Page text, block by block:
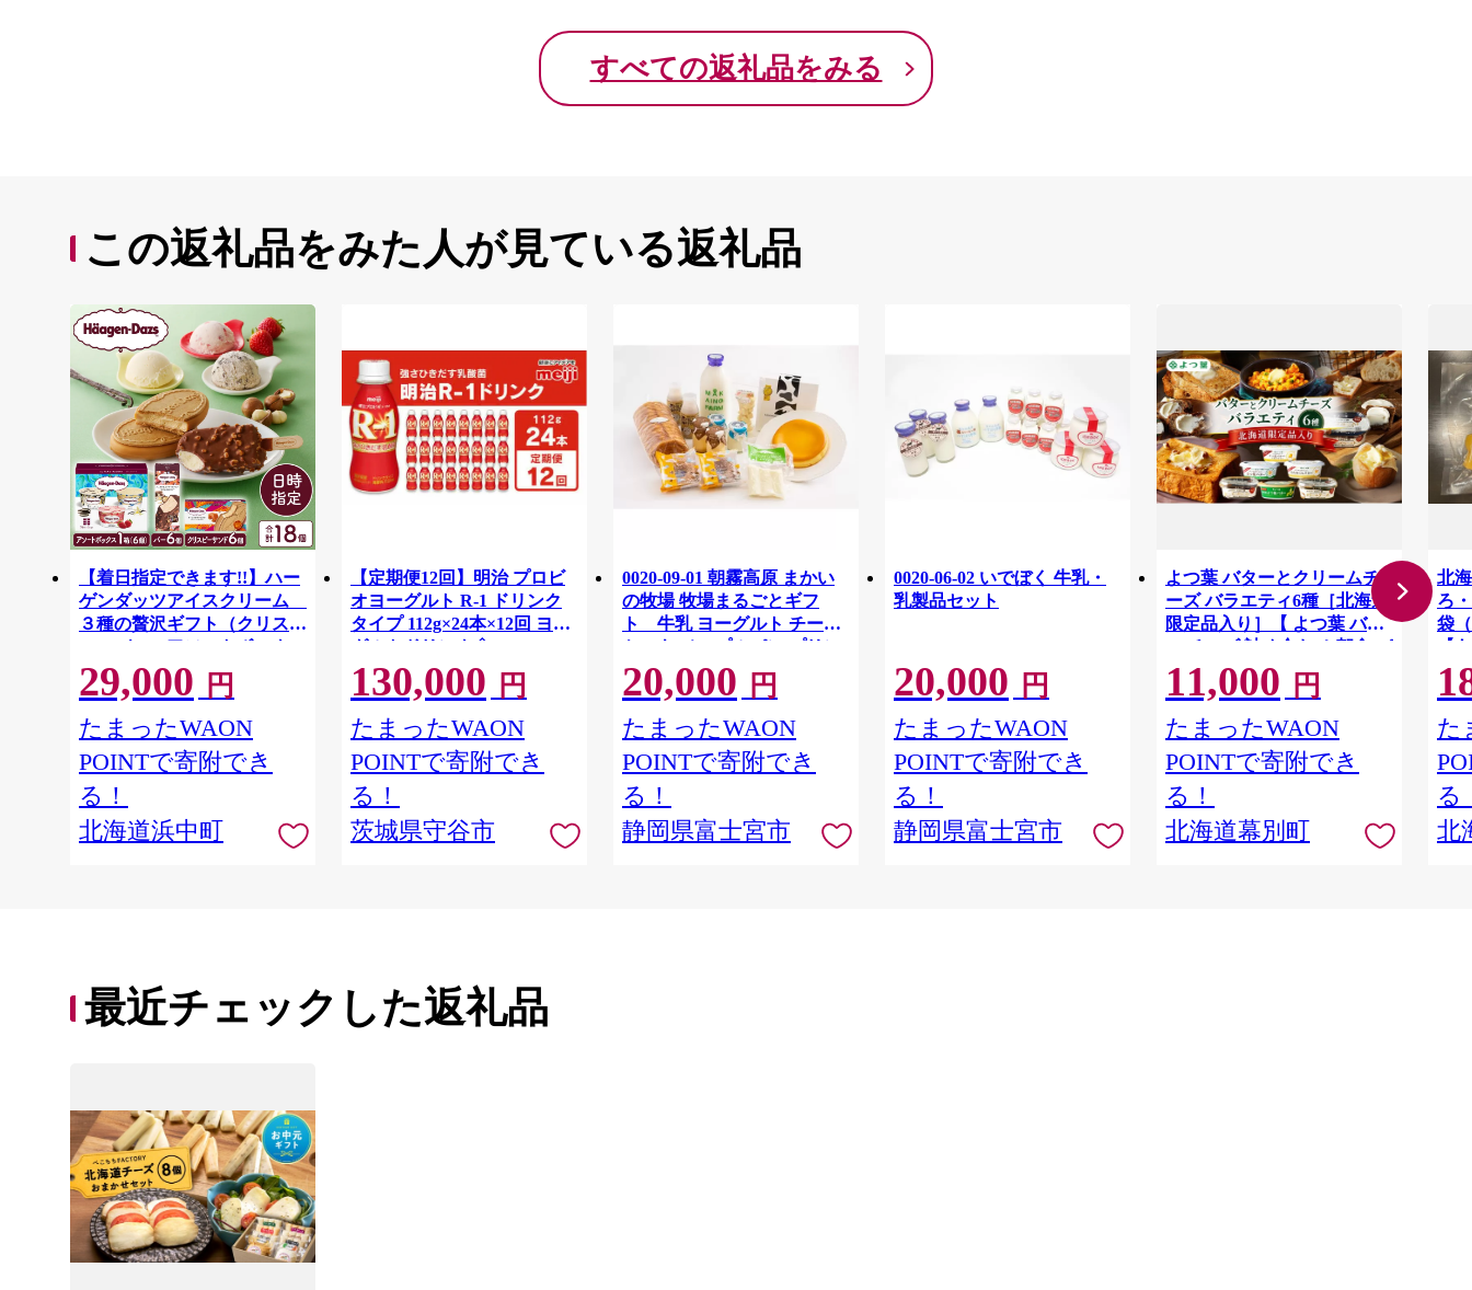
すべての返礼品をみる
この返礼品をみた人が見ている返礼品
【着日指定できます!!】ハー
ゲンダッツアイスクリーム
３種の贅沢ギフト（クリスピ
ー・バー・アソートボック
ス）_H0016-123
29,000 円
たまったWAON
POINTで寄附でき
る！
北海道浜中町
【定期便12回】明治 プロビ
オヨーグルト R-1 ドリンク
タイプ 112g×24本×12回 ヨー
グルトドリンク◇
130,000 円
たまったWAON
POINTで寄附でき
る！
茨城県守谷市
0020-09-01 朝霧高原 まかい
の牧場 牧場まるごとギフ
ト 牛乳 ヨーグルト チーズ
ケーキ メープルパン プリン
チーズ ドーナツ
20,000 円
たまったWAON
POINTで寄附でき
る！
静岡県富士宮市
0020-06-02 いでぼく 牛乳・
乳製品セット
20,000 円
たまったWAON
POINTで寄附でき
る！
静岡県富士宮市
よつ葉 バターとクリームチ
ーズ バラエティ6種［北海道
限定品入り］【 よつ葉 バタ
ー チーズ 詰め合わせ 朝食 パ
ン セット おすすめ パンにお
いしい クリームチーズ モー
ニング高級 比較 北海道 十勝
幕別 】[№5749-1832]
11,000 円
たまったWAON
POINTで寄附でき
る！
北海道幕別町
北
ろ
袋
【
ー
レ
乳
お
た
る
北
最近チェックした返礼品